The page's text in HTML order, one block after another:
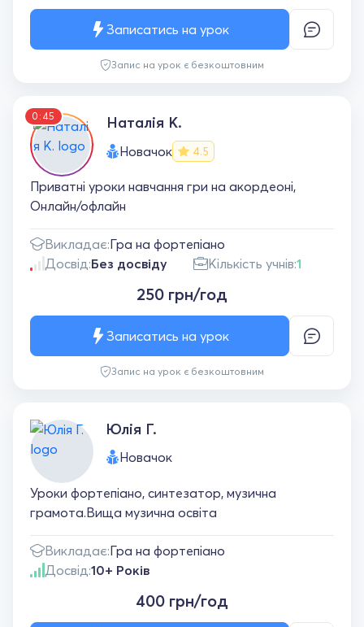
Запис на урок є безкоштовним
Записатись на урок
0:45 Наталія К.
Новачок 4.5
Приватні уроки навчання гри на акордеоні,
Онлайн/офлайн
Викладає:Гра на фортепіано
Досвід:Без досвіду Кількість учнів:1
250 грн/год
Запис на урок є безкоштовним
Записатись на урок
Юлія Г.
Новачок
Уроки фортепіано, синтезатор, музична
грамота.Вища музична освіта
Викладає:Гра на фортепіано
Досвід:10+ Років
400 грн/год